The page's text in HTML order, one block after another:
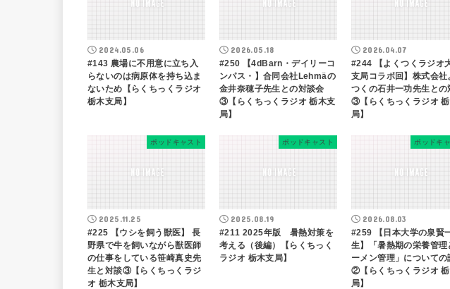
2024.05.06
#143 農場に不用意に立ち入
らないのは病原体を持ち込ま
ないため【らくちっくラジオ
栃木支局】
2026.05.18
#250 【4dBarn・デイリーコ
ンパス・】合同会社Lehmäの
金井奈穂子先生との対談会
③【らくちっくラジオ 栃木支
局】
2026.04.07
#244 【よくつくラジオ
支局コラボ回】株式会社
つくの石井一功先生との
③【らくちっくラジオ
局】
ポッドキャスト
2025.11.25
#225 【ウシを飼う獣医】 長
野県で牛を飼いながら獣医師
の仕事をしている笹崎真史先
生と対談③【らくちっくラジ
オ 栃木支局】
ポッドキャスト
2025.08.19
#211 2025年版 暑熱対策を
考える（後編）【らくちっく
ラジオ 栃木支局】
ポッドキ
2026.08.03
#259 【日本大学の泉賢
生】「暑熱期の栄養管理
ーメン管理」についての
②【らくちっくラジオ
局】